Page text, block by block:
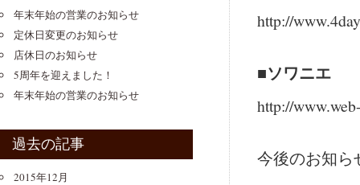
http://
■ソワニエ
http://
今後のお知ら
年末年始の営業のお知らせ
定休日変更のお知らせ
店休日のお知らせ
5周年を迎えました！
年末年始の営業のお知らせ
過去の記事
2015年12月